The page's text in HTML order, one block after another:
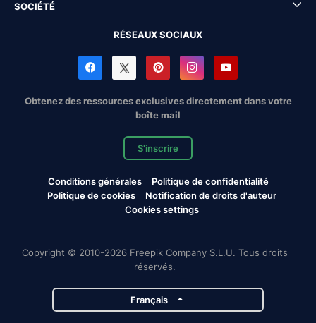
SOCIÉTÉ
RÉSEAUX SOCIAUX
Obtenez des ressources exclusives directement dans votre
boîte mail
S'inscrire
Conditions générales
Politique de confidentialité
Politique de cookies
Notification de droits d'auteur
Cookies settings
Copyright © 2010-2026 Freepik Company S.L.U. Tous droits
réservés.
Français